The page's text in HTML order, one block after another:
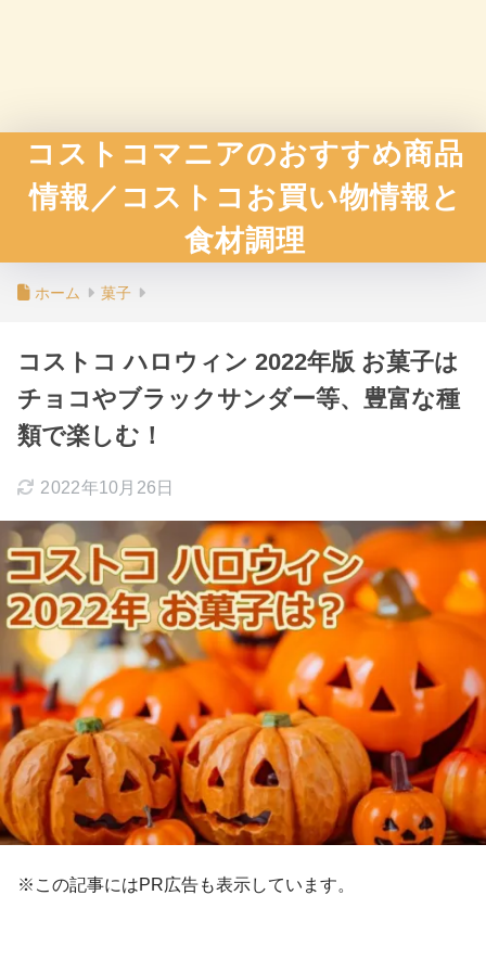
コストコマニアのおすすめ商品
情報／コストコお買い物情報と
食材調理
ホーム 菓子
コストコ ハロウィン 2022年版 お菓子は
チョコやブラックサンダー等、豊富な種
類で楽しむ！
2022年10月26日
※この記事にはPR広告も表示しています。